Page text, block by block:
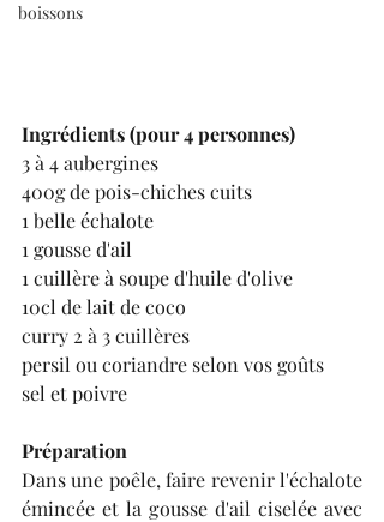
boissons
Ingrédients (pour 4 personnes)
3 à 4 aubergines
400g de pois-chiches cuits
1 belle échalote
1 gousse d'ail
1 cuillère à soupe d'huile d'olive
10cl de lait de coco
curry 2 à 3 cuillères
persil ou coriandre selon vos goûts
sel et poivre
Préparation
Dans une poêle, faire revenir l'échalote
émincée et la gousse d'ail ciselée avec